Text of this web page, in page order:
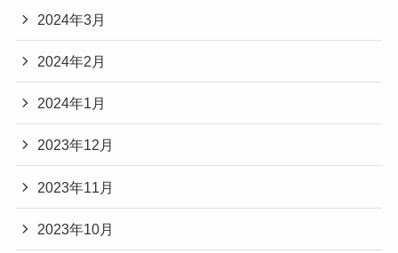
2024年3月
2024年2月
2024年1月
2023年12月
2023年11月
2023年10月